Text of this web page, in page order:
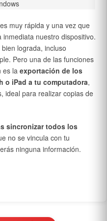
muy rápida y una vez que
nuestro dispositivo.
lograda, incluso
Pero una de las funciones
es la exportación de los
o iPad a tu computadora,
ideal para realizar copias de
sincronizar todos los
no se vincula con tu
ninguna información.